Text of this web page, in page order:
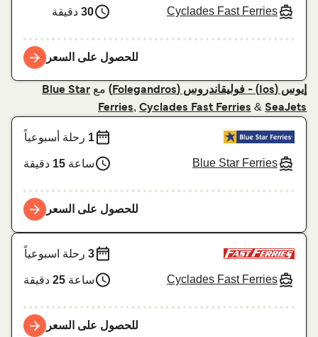
Cyclades Fast Ferries
30دقيقة
للحصول على السعر
إيوس (Ios) - فوليقاندروس (Folegandros) معBlue Star
Ferries,Cyclades Fast Ferries &SeaJets
Blue Star Ferries
1رحلة أسبوعياً
ساعة15دقيقة
للحصول على السعر
Cyclades Fast Ferries
3رحلة اسبوعياً
ساعة25دقيقة
للحصول على السعر